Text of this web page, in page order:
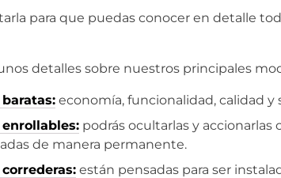
para que puedas conocer en detalle
detalles sobre nuestros principales
economía, funcionalidad, calidad y
podrás ocultarlas y
de manera permanente.
están pensadas para ser